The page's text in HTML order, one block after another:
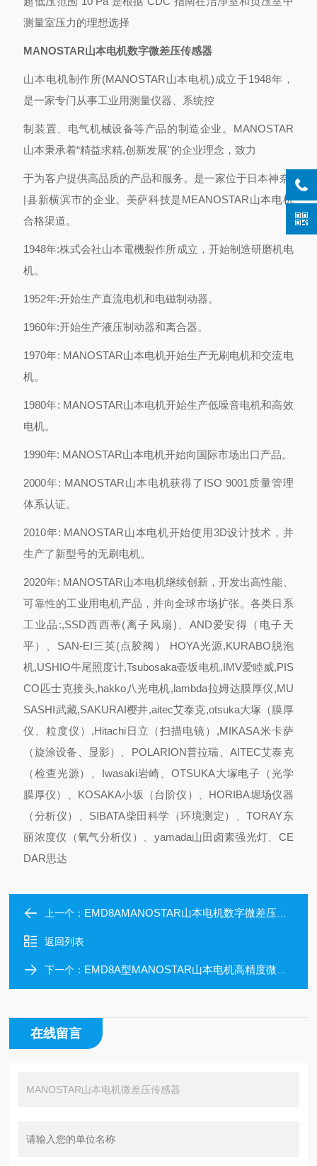
测量室压力的理想选择
MANOSTAR山本电机数字微差压传感器
山本电机制作所(MANOSTAR山本电机)成立于1948年，
是一家专门从事工业用测量仪器、系统控
制装置、电气机械设备等产品的制造企业。MANOSTAR
山本秉承着“精益求精,创新发展"的企业理念，致力
于为客户提供高品质的产品和服务。是一家位于日本神奈)
|县新横滨市的企业。美萨科技是MEANOSTAR山本电机
合格渠道。
1948年:株式会社山本電機裂作所成立，开始制造研磨机电
机。
1952年:开始生产直流电机和电磁制动器。
1960年:开始生产液压制动器和离合器。
1970年: MANOSTAR山本电机开始生产无刷电机和交流电
机。
1980年: MANOSTAR山本电机开始生产低噪音电机和高效
电机。
1990年: MANOSTAR山本电机开始向国际市场出口产品。
2000年: MANOSTAR山本电机获得了ISO 9001质量管理
体系认证。
2010年: MANOSTAR山本电机开始使用3D设计技术，并
生产了新型号的无刷电机。
2020年: MANOSTAR山本电机继续创新，开发出高性能、
可靠性的工业用电机产品，并向全球市场扩张。 各类日系
工业品:,SSD西西蒂(离子风扇)、AND爱安得（电子天
平）、SAN-EI三英(点胶阀） HOYA光源,KURABO脱泡
机,USHIO牛尾照度计,Tsubosaka壶坂电机,IMV爱睦威,PIS
CO匹士克接头,hakko八光电机,lambda拉姆达膜厚仪,MU
SASHI武藏,SAKURAI樱井,aitec艾泰克,otsuka大塚（膜厚
仪、粒度仪）,Hitachi日立（扫描电镜）,MIKASA米卡萨
（旋涂设备、显影）、POLARION普拉瑞、AITEC艾泰克
（检查光源）、Iwasaki岩崎、OTSUKA大塚电子（光学
膜厚仪）、KOSAKA小坂（台阶仪）、HORIBA堀场仪器
（分析仪）、SIBATA柴田科学（环境测定）、TORAY东
丽浓度仪（氧气分析仪）、yamada山田卤素强光灯、CE
DAR思达
上一个： EMD8AMANOSTAR山本电机数字微差压传感器
返回列表
下一个： EMD8A型MANOSTAR山本电机高精度微差圧伝送器
在线留言